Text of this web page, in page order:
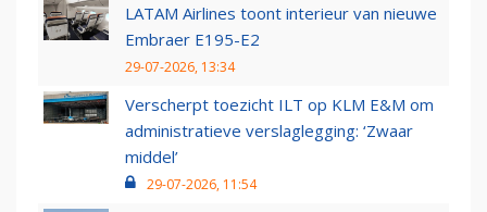
LATAM Airlines toont interieur van nieuwe
Embraer E195-E2
29-07-2026, 13:34
Verscherpt toezicht ILT op KLM E&M om
administratieve verslaglegging: ‘Zwaar
middel’
29-07-2026, 11:54